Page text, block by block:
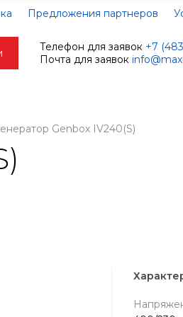
Предложения партнеров
Телефон для заявок +7
Почта для заявок
Genbox IV240(S)